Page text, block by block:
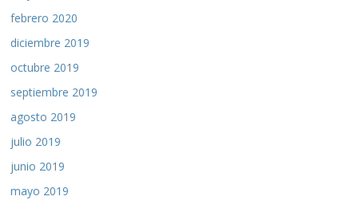
febrero 2020
diciembre 2019
octubre 2019
septiembre 2019
agosto 2019
julio 2019
junio 2019
mayo 2019